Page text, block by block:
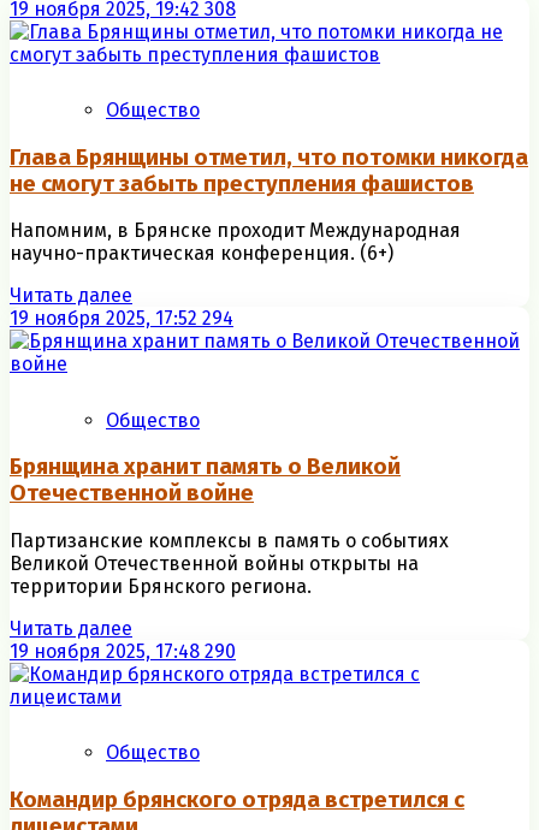
19 ноября 2025, 19:42 308
Общество
Глава Брянщины отметил, что потомки никогда
не смогут забыть преступления фашистов
Напомним, в Брянске проходит Международная
научно-практическая конференция. (6+)
Читать далее
19 ноября 2025, 17:52 294
Общество
Брянщина хранит память о Великой
Отечественной войне
Партизанские комплексы в память о событиях
Великой Отечественной войны открыты на
территории Брянского региона.
Читать далее
19 ноября 2025, 17:48 290
Общество
Командир брянского отряда встретился с